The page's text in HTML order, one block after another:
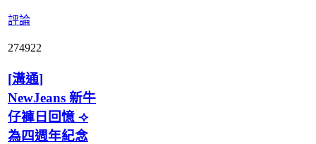
評論
274922
[溝通]
NewJeans 新牛
仔褲日回憶 ⟢
為四週年紀念